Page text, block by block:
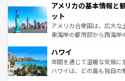
ンツ一覧を参照してほしい
の建物がそのまま残る町や
博物館もあり、アルプス観
ことができる。国民の所得
者向けの交通パス提供のサ
着のスイス情報は
アメリカの基本情報と
ット
アメリカ合衆国は、広大な
東海岸の都市部から西海岸
のような巨大都市は、観光
ンメントが詰まった刺激的
西部には大自然が広がり
ハワイ
年間を通じて温暖な気候に
ハワイは、どの島も独自の